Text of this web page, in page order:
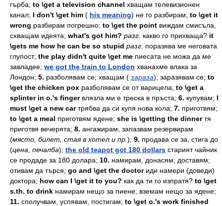
гърба; to \get a television channel хващам телевизионен
канал; I don't \get him ( his meaning) не го разбирам; to \get it
wrong разбирам погрешно; to \get the point виждам смисъла,
схващам идеята; what's got him? разг. какво го прихваща? it
\gets me how he can be so stupid разг. поразява ме неговата
глупост; the play didn't quite \get me пиесата не можа да ме
завладее; we got the train to London хванахме влака за
Лондон; 5. разболявам се; хващам ( зараза); заразявам се; to
\get the chicken pox разболявам се от варицела; to \get a
splinter in o.'s fingerвлязла ми е треска в пръста; 6. купувам; I
must \get a new carтрябва да си купя нова кола; 7. приготвям;
to \get a meal приготвям ядене; she is \getting the dinnerтя
приготвя вечерята; 8. ангажирам, запазвам резервирам
(място, билет, стаяв хотел и пр. ); 9. продава се за, стига до
(цена, печалба); the old teapot got 180 dollars стариятчайник
се продаде за 180 долара; 10. намирам, донасям; доставям;
отивам да търся; go and \get the doctorиди намери (доведи)
доктора; how can I \get it to you? как да ти го изпратя? to \get
s.th. to drink намирам нещо за пиене; вземам нещо за ядене;
11. сполучвам, успявам, постигам; to \get o.'s work finished